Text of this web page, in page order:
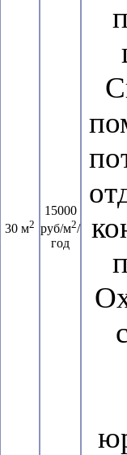
30 м2
15000
руб/м2/
год